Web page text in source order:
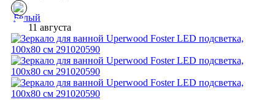
11 августа